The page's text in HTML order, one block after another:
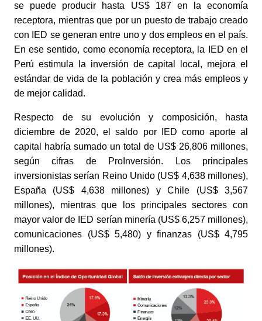
se puede producir hasta US$ 187 en la economía
receptora, mientras que por un puesto de trabajo creado
con IED se generan entre uno y dos empleos en el país.
En ese sentido, como economía receptora, la IED en el
Perú estimula la inversión de capital local, mejora el
estándar de vida de la población y crea más empleos y
de mejor calidad.
Respecto de su evolución y composición, hasta
diciembre de 2020, el saldo por IED como aporte al
capital habría sumado un total de US$ 26,806 millones,
según cifras de ProInversión. Los principales
inversionistas serían Reino Unido (US$ 4,638 millones),
España (US$ 4,638 millones) y Chile (US$ 3,567
millones), mientras que los principales sectores con
mayor valor de IED serían minería (US$ 6,257 millones),
comunicaciones (US$ 5,480) y finanzas (US$ 4,795
millones).